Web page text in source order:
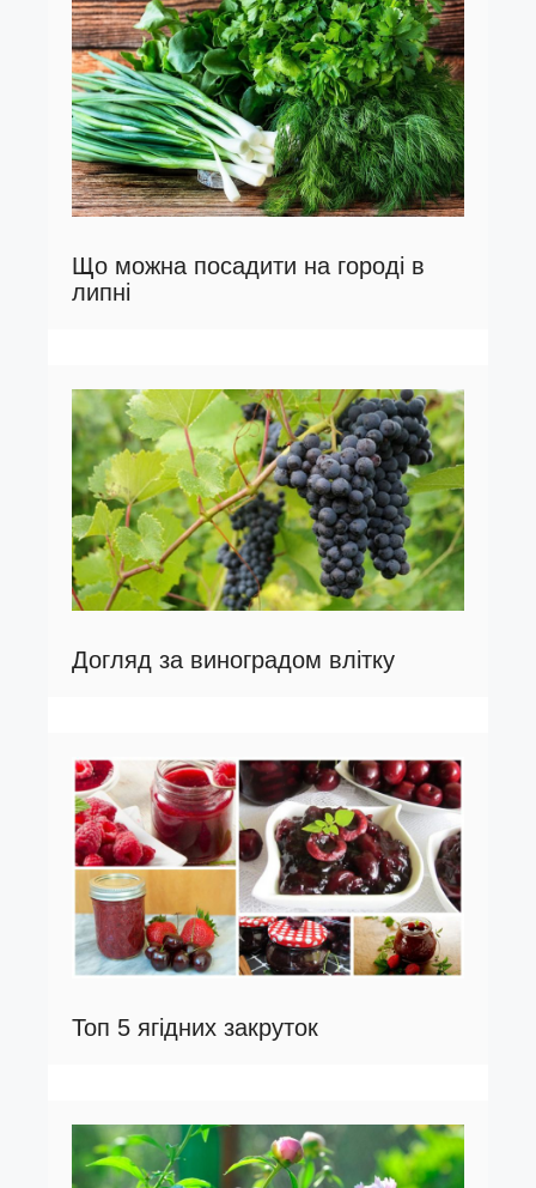
Що можна посадити на городі в
липні
Догляд за виноградом влітку
Топ 5 ягідних закруток